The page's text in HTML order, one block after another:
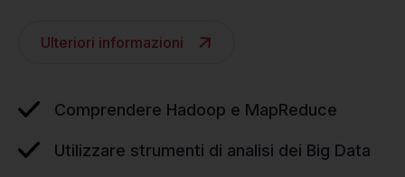
Ulteriori informazioni
Comprendere Hadoop e MapReduce
Utilizzare strumenti di analisi dei Big Data